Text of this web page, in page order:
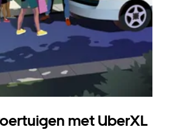
met UberXL